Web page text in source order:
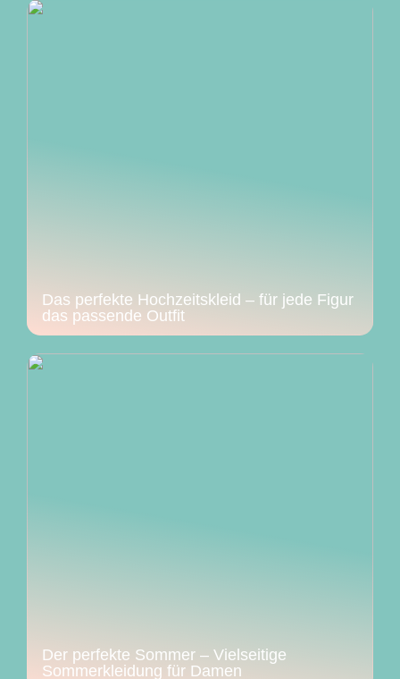
Das perfekte Hochzeitskleid – für jede Figur
das passende Outfit
Der perfekte Sommer – Vielseitige
Sommerkleidung für Damen